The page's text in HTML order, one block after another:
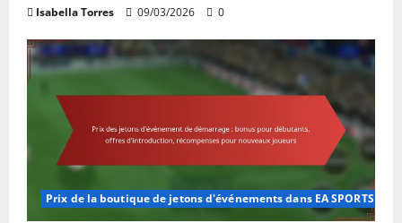
Isabella Torres 09/03/2026 0
Prix de la boutique de jetons d'événements dans EA SPORTS FC